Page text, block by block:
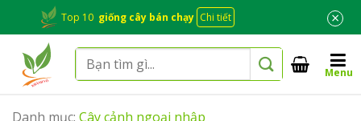
content
Top 10 giống cây bán chạy Chi tiết ×
Tìm
kiếm:
Menu
Danh mục: Cây cảnh ngoại nhập